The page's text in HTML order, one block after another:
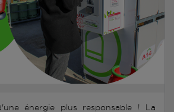
énergie plus responsable ! La